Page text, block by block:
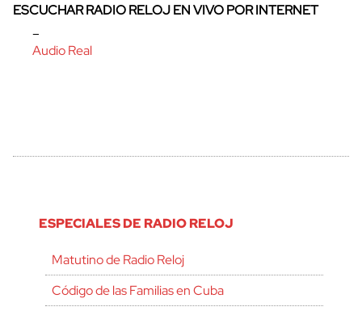
ESCUCHAR RADIO RELOJ EN VIVO POR INTERNET
–
Audio Real
ESPECIALES DE RADIO RELOJ
Matutino de Radio Reloj
Código de las Familias en Cuba